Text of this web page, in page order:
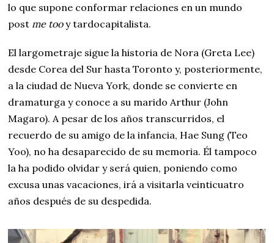
lo que supone conformar relaciones en un mundo
post me tooy tardocapitalista.
El largometraje sigue la historia de Nora (Greta Lee)
desde Corea del Sur hasta Toronto y, posteriormente,
a la ciudad de Nueva York, donde se convierte en
dramaturga y conoce a su marido Arthur (John
Magaro). A pesar de los años transcurridos, el
recuerdo de su amigo de la infancia, Hae Sung (Teo
Yoo), no ha desaparecido de su memoria. Él tampoco
la ha podido olvidar y será quien, poniendo como
excusa unas vacaciones, irá a visitarla veinticuatro
años después de su despedida.